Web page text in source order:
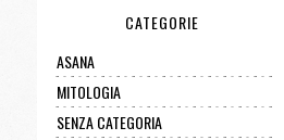
CATEGORIE
ASANA
MITOLOGIA
SENZA CATEGORIA